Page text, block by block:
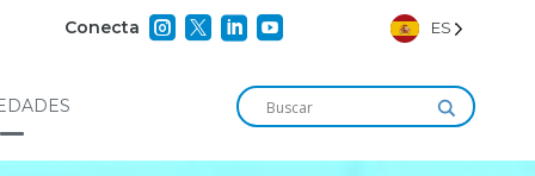
Conecta     ES